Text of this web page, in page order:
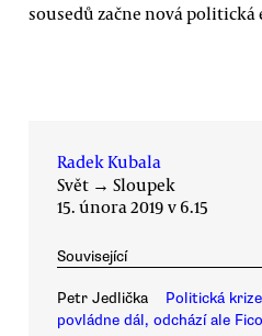
sousedů začne nová politická
Radek Kubala
Svět → Sloupek
15. února 2019 v 6.15
Související
Petr Jedlička
Politická
povládne dál, odchází ale Fico